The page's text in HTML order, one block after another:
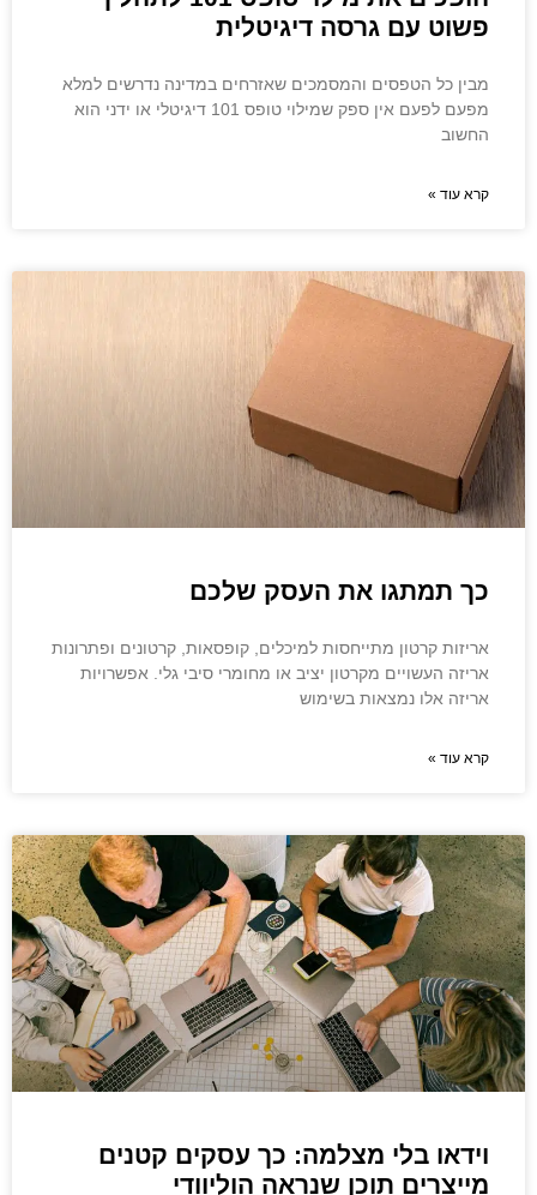
פשוט עם גרסה דיגיטלית
מבין כל הטפסים והמסמכים שאזרחים במדינה נדרשים למלא
מפעם לפעם אין ספק שמילוי טופס 101 דיגיטלי או ידני הוא
החשוב
קרא עוד »
כך תמתגו את העסק שלכם
אריזות קרטון מתייחסות למיכלים, קופסאות, קרטונים ופתרונות
אריזה העשויים מקרטון יציב או מחומרי סיבי גלי. אפשרויות
אריזה אלו נמצאות בשימוש
קרא עוד »
וידאו בלי מצלמה: כך עסקים קטנים
מייצרים תוכן שנראה הוליוודי